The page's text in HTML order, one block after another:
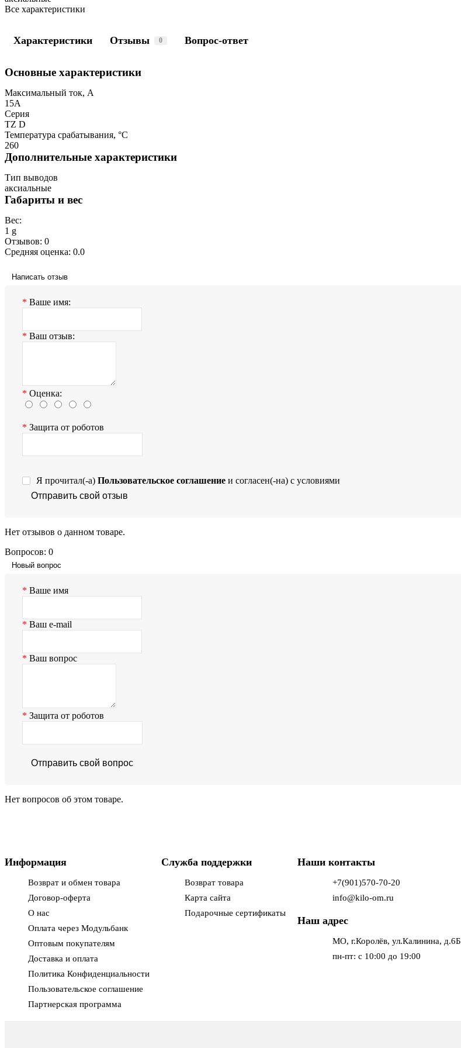
Все характеристики
Характеристики Отзывы 0 Вопрос-ответ
Основные характеристики
Максимальный ток, А
15A
Серия
TZ D
Температура срабатывания, °C
260
Дополнительные характеристики
Тип выводов
аксиальные
Габариты и вес
Вес:
1 g
Отзывов: 0
Средняя оценка: 0.0
Написать отзыв
Ваше имя:
Ваш отзыв:
Оценка:
Защита от роботов
Я прочитал(-а) Пользовательское соглашение и согласен(-на) с условиями
Отправить свой отзыв
Нет отзывов о данном товаре.
Вопросов: 0
Новый вопрос
Ваше имя
Ваш e-mail
Ваш вопрос
Защита от роботов
Отправить свой вопрос
Нет вопросов об этом товаре.
Информация
Возврат и обмен товара
Договор-оферта
О нас
Оплата через Модульбанк
Оптовым покупателям
Доставка и оплата
Политика Конфиденциальности
Пользовательское соглашение
Партнерская программа
Служба поддержки
Возврат товара
Карта сайта
Подарочные сертификаты
Наши контакты
+7(901)570-70-20
info@kilo-om.ru
Наш адрес
МО, г.Королёв, ул.Калинина, д.6Б
пн-пт: с 10:00 до 19:00